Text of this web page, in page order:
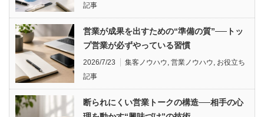
記事
営業が成果を出すための“準備の質”──トッ
プ営業が必ずやっている習慣
2026/7/23 集客ノウハウ, 営業ノウハウ, お役立ち
記事
断られにくい営業トークの構造──相手の心